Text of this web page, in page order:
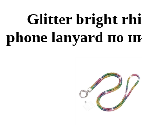
Glitter bright
phone lanyard по